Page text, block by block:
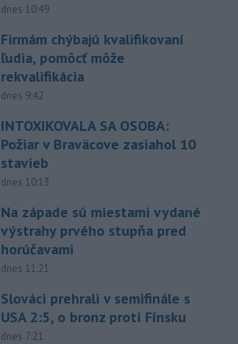
dnes 10:49
Firmám chýbajú kvalifikovaní
ľudia, pomôcť môže
rekvalifikácia
dnes 9:42
INTOXIKOVALA SA OSOBA:
Požiar v Braväcove zasiahol 10
stavieb
dnes 10:13
Na západe sú miestami vydané
výstrahy prvého stupňa pred
horúčavami
dnes 11:21
Slováci prehrali v semifinále s
USA 2:5, o bronz proti Fínsku
dnes 7:21